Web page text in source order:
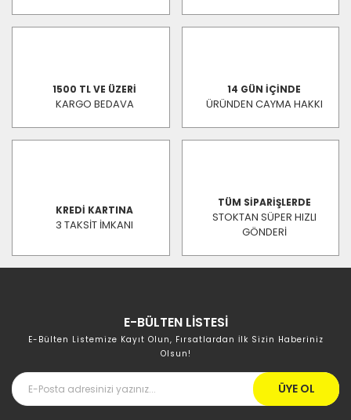
1500 TL VE ÜZERİ
KARGO BEDAVA
14 GÜN İÇİNDE
ÜRÜNDEN CAYMA HAKKI
KREDİ KARTINA
3 TAKSİT İMKANI
TÜM SİPARİŞLERDE
STOKTAN SÜPER HIZLI
GÖNDERİ
E-BÜLTEN LİSTESİ
E-Bülten Listemize Kayıt Olun, Fırsatlardan İlk Sizin Haberiniz
Olsun!
ÜYE OL